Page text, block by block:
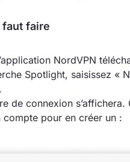
faut faire
NordVPN
Spotlight, saisissez «
de connexion
compte pour en créer un :